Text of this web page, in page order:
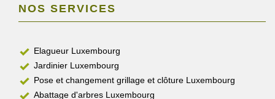
NOS SERVICES
Elagueur Luxembourg
Jardinier Luxembourg
Pose et changement grillage et clôture Luxembourg
Abattage d'arbres Luxembourg